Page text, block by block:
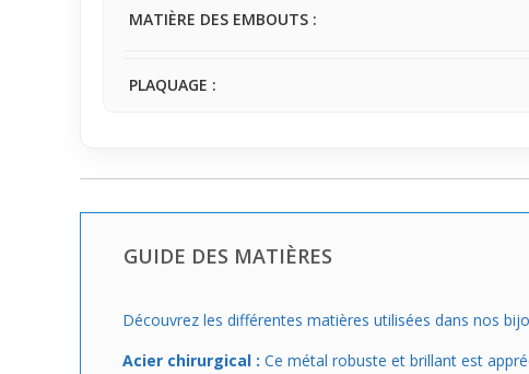
MATIÈRE DES EMBOUTS :
PLAQUAGE :
GUIDE DES MATIÈRES
Découvrez les différentes matières utilisées dans nos
Acier chirurgical : Ce métal robuste et brillant est